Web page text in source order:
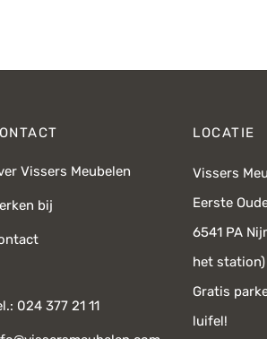
Vissers Meubelen
bij
024 377 21 11
LOCATIE
Vissers
Eerste
6541 PA
het station)
Gratis
luifel!